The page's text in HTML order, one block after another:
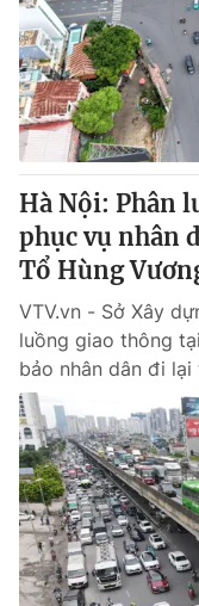
Tin tức
Thế giới đó đây
Câu chuyện quốc tế
Kinh tế
Tài chính
Thị trường
Góc doanh nghiệp
Dữ liệu và đời
Truyền hình
Phim VTV
Hậu trường
Nhân vật
Khán giả
Giải sao mai
Giải trí
Âm nhạc
Đời sống
Du lịch
Làm đẹp
Chất lượng cuộc
Giáo dục
Tuyển sinh
Học trực tuyến
Công nghệ
Hitech Công nghệ
Sản phẩm
Thị trường
Giao lưu trực
Lịch phát sóng
Hà Nội: Phân
phục vụ nhân
Tổ Hùng
VTV.vn - Sở Xây
luồng giao thông
bảo nhân dân đi